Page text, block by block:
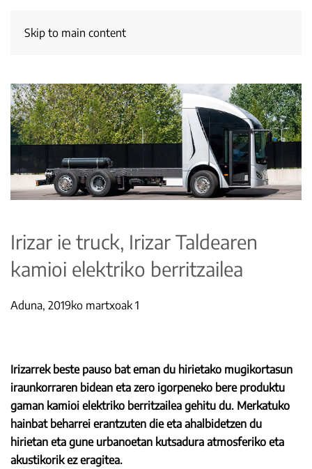
Skip to main content
Irizar ie truck, Irizar Taldearen
kamioi elektriko berritzailea
Aduna, 2019ko martxoak 1
Irizarrek beste pauso bat eman du hirietako mugikortasun
iraunkorraren bidean eta zero igorpeneko bere produktu
gaman kamioi elektriko berritzailea gehitu du. Merkatuko
hainbat beharrei erantzuten die eta ahalbidetzen du
hirietan eta gune urbanoetan kutsadura atmosferiko eta
akustikorik ez eragitea.